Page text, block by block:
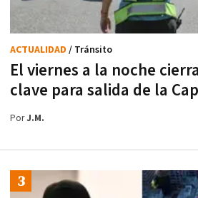
El viernes a la noche
clave para salida de la
ACTUALIDAD / Tránsito
PorJ.M.